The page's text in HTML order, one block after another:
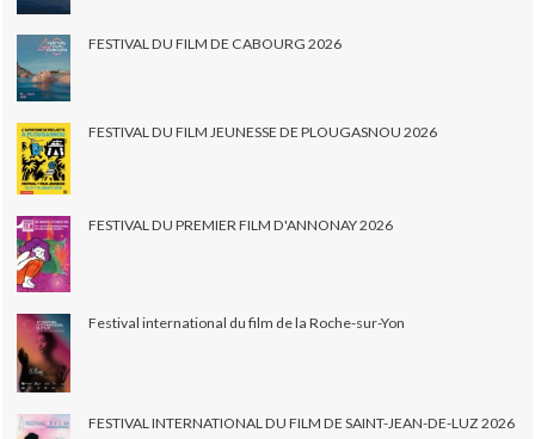
FESTIVAL DU FILM DE CABOURG 2026
FESTIVAL DU FILM JEUNESSE DE PLOUGASNOU 2026
FESTIVAL DU PREMIER FILM D'ANNONAY 2026
Festival international du film de la Roche-sur-Yon
FESTIVAL INTERNATIONAL DU FILM DE SAINT-JEAN-DE-LUZ 2026